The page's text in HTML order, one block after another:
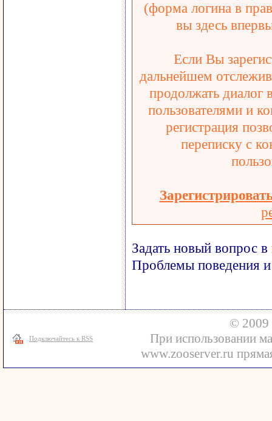
(форма логина в
вы здесь
Если Вы
дальнейшем
продолжать диалог
пользователями и
регистрация
переписку с
Задать новый вопрос
Проблемы поведения и
Подключайтесь к RSS
© 2009
При использовании
www.zooserver.ru